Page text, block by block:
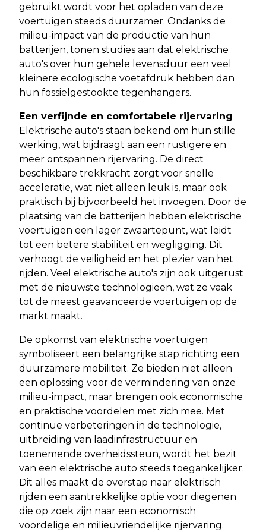
gebruikt wordt voor het opladen van deze
voertuigen steeds duurzamer. Ondanks de
milieu-impact van de productie van hun
batterijen, tonen studies aan dat elektrische
auto's over hun gehele levensduur een veel
kleinere ecologische voetafdruk hebben dan
hun fossielgestookte tegenhangers.
Een verfijnde en comfortabele rijervaring
Elektrische auto's staan bekend om hun stille
werking, wat bijdraagt aan een rustigere en
meer ontspannen rijervaring. De direct
beschikbare trekkracht zorgt voor snelle
acceleratie, wat niet alleen leuk is, maar ook
praktisch bij bijvoorbeeld het invoegen. Door de
plaatsing van de batterijen hebben elektrische
voertuigen een lager zwaartepunt, wat leidt
tot een betere stabiliteit en wegligging. Dit
verhoogt de veiligheid en het plezier van het
rijden. Veel elektrische auto's zijn ook uitgerust
met de nieuwste technologieën, wat ze vaak
tot de meest geavanceerde voertuigen op de
markt maakt.
De opkomst van elektrische voertuigen
symboliseert een belangrijke stap richting een
duurzamere mobiliteit. Ze bieden niet alleen
een oplossing voor de vermindering van onze
milieu-impact, maar brengen ook economische
en praktische voordelen met zich mee. Met
continue verbeteringen in de technologie,
uitbreiding van laadinfrastructuur en
toenemende overheidssteun, wordt het bezit
van een elektrische auto steeds toegankelijker.
Dit alles maakt de overstap naar elektrisch
rijden een aantrekkelijke optie voor diegenen
die op zoek zijn naar een economisch
voordelige en milieuvriendelijke rijervaring.